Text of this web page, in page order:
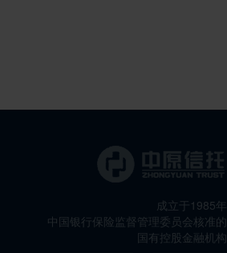
成立于1985年
中国银行保险监督管理委员会核准的
国有控股金融机构